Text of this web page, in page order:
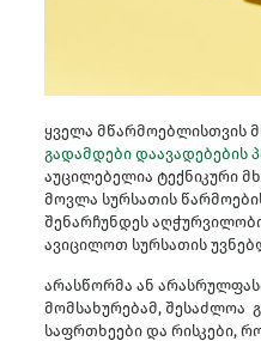
ყველა მწარმოებლისთვის
გადამდები დაავადებების
აუცილებელია ტექნიკური
მოვლა სურსათის
შენარჩუნდეს
ავიცილოთ სურსათის
არასწორმა ან
მომსახურებამ, შესაძლოა
საფრთხეები და რისკები,